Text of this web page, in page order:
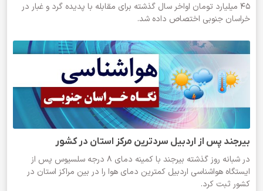
۴۵ میلیارد تومان اواخر سال گذشته برای مقابله با پدیده گرد و غبار در
خراسان جنوبی اختصاص داده شد.
بیرجند پس از اردبیل سردترین مرکز استان در کشور
در شبانه روز گذشته بیرجند با کمینه دمای ۸ درجه سلسیوس پس از
ایستگاه هواشناسی اردبیل کمترین دمای هوا را در بین مراکز استان در
کشور ثبت کرد.